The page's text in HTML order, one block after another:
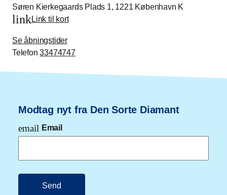
Søren Kierkegaards Plads 1, 1221 København K
linkLink til kort
Se åbningstider
Telefon33474747
Modtag nyt fra Den Sorte Diamant
email Email